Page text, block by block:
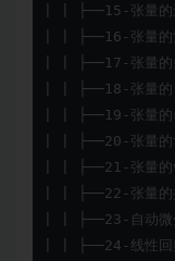
| | ├──15-张量的
| | ├──16-张量的
| | ├──17-张量的
| | ├──18-张量的
| | ├──19-张量的
| | ├──20-张量的
| | ├──21-张量的
| | ├──22-张量的
| | ├──23-自动微
| | ├──24-线性回